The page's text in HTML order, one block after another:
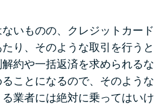
いものの、クレジットカード
り、そのような取引を行うと
約や一括返済を求められるな
ことになるので、そのような
業者には絶対に乗ってはいけ